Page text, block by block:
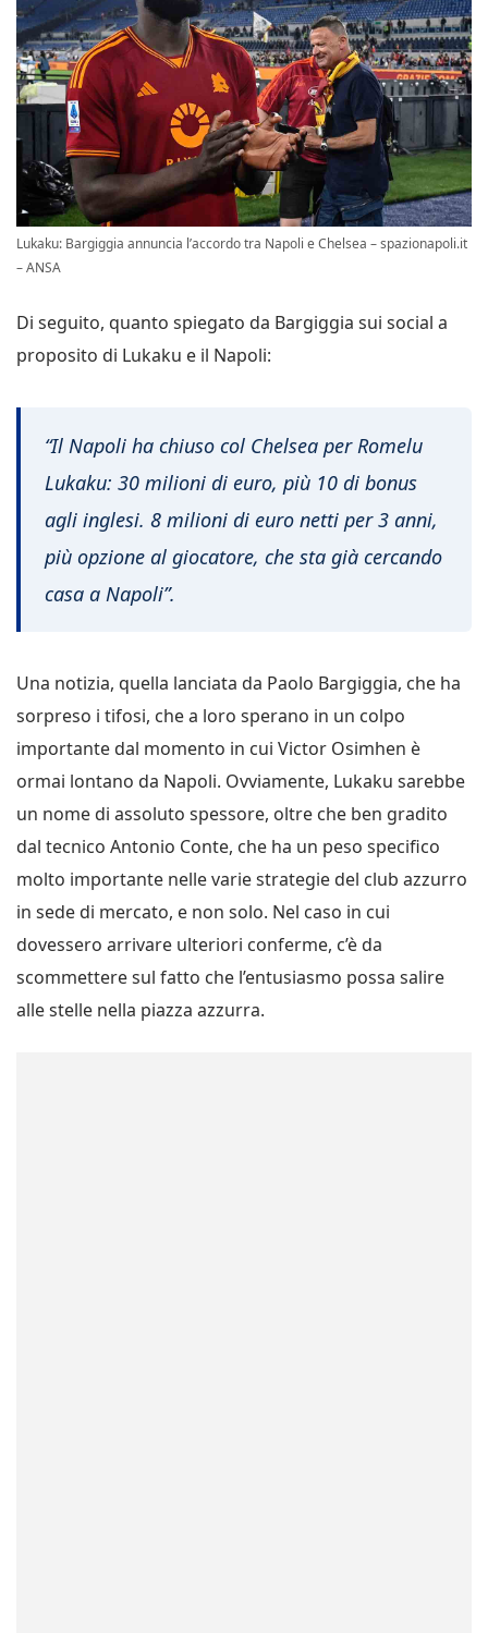
Lukaku: Bargiggia annuncia l’accordo tra Napoli e Chelsea – spazionapoli.it
– ANSA
Di seguito, quanto spiegato da Bargiggia sui social a
proposito di Lukaku e il Napoli:
“Il Napoli ha chiuso col Chelsea per Romelu
Lukaku: 30 milioni di euro, più 10 di bonus
agli inglesi. 8 milioni di euro netti per 3 anni,
più opzione al giocatore, che sta già cercando
casa a Napoli”.
Una notizia, quella lanciata da Paolo Bargiggia, che ha
sorpreso i tifosi, che a loro sperano in un colpo
importante dal momento in cui Victor Osimhen è
ormai lontano da Napoli. Ovviamente, Lukaku sarebbe
un nome di assoluto spessore, oltre che ben gradito
dal tecnico Antonio Conte, che ha un peso specifico
molto importante nelle varie strategie del club azzurro
in sede di mercato, e non solo. Nel caso in cui
dovessero arrivare ulteriori conferme, c’è da
scommettere sul fatto che l’entusiasmo possa salire
alle stelle nella piazza azzurra.